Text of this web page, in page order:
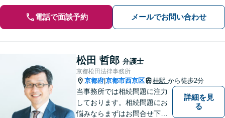
電話で面談予約 メールでお問い合わせ
松田 哲郎 弁護士
京都松田法律事務所
京都府 京都市西京区 桂駅 から徒歩2分
当事務所では相続問題に注力
しております。相続問題にお
悩みならまずはお問合せ下さ
詳細を見
る